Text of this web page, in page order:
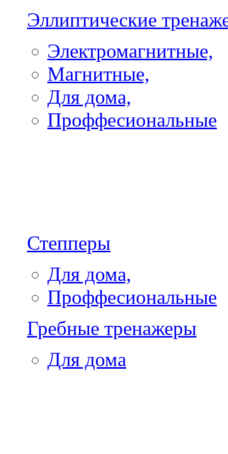
Эллиптические
Электромагнитные,
Магнитные,
Для дома,
Проффесиональные
Степперы
Для дома,
Проффесиональные
Гребные тренажеры
Для дома